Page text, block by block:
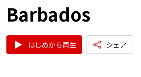
Barbados
はじめから再生 シェア